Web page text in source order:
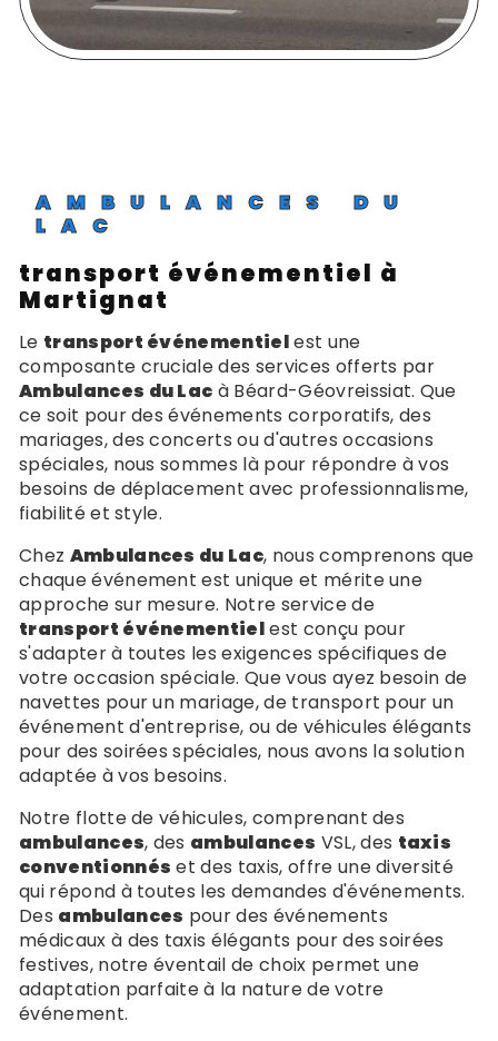
AMBULANCES DU
LAC
transport événementiel à
Martignat
Le transport événementielest une
composante cruciale des services offerts par
Ambulances du Lac à Béard-Géovreissiat. Que
ce soit pour des événements corporatifs, des
mariages, des concerts ou d'autres occasions
spéciales, nous sommes là pour répondre à vos
besoins de déplacement avec professionnalisme,
fiabilité et style.
Chez Ambulances du Lac, nous comprenons que
chaque événement est unique et mérite une
approche sur mesure. Notre service de
transport événementielest conçu pour
s'adapter à toutes les exigences spécifiques de
votre occasion spéciale. Que vous ayez besoin de
navettes pour un mariage, de transport pour un
événement d'entreprise, ou de véhicules élégants
pour des soirées spéciales, nous avons la solution
adaptée à vos besoins.
Notre flotte de véhicules, comprenant des
ambulances, des ambulances VSL, des taxis
conventionnés et des taxis, offre une diversité
qui répond à toutes les demandes d'événements.
Des ambulances pour des événements
médicaux à des taxis élégants pour des soirées
festives, notre éventail de choix permet une
adaptation parfaite à la nature de votre
événement.